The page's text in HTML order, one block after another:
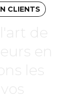
CLIENTS
de
en
les